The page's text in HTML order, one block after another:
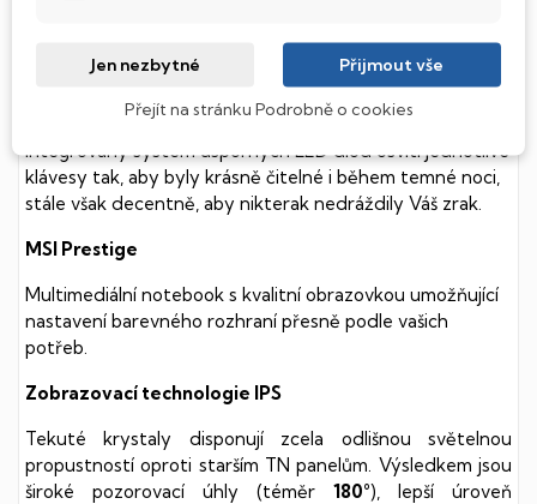
práci s daty.
Podsvícená klávesnice
Integrovaný systém úsporných LED diod osvítí jednotlivé
klávesy tak, aby byly krásně čitelné i během temné noci,
stále však decentně, aby nikterak nedráždily Váš zrak.
MSI Prestige
Multimediální notebook s kvalitní obrazovkou umožňující
nastavení barevného rozhraní přesně podle vašich
potřeb.
Zobrazovací technologie IPS
Tekuté krystaly disponují zcela odlišnou světelnou
propustností oproti starším TN panelům. Výsledkem jsou
široké pozorovací úhly (téměr 180°), lepší úroveň
Jen nezbytné Přijmout vše
Přejít na stránku Podrobně o cookies